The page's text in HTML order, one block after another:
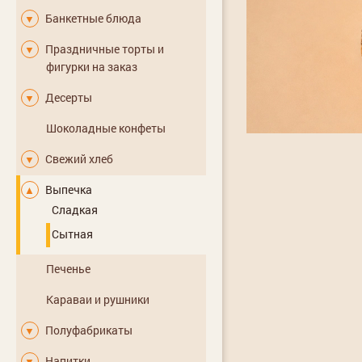
▼ Банкетные блюда
▼
Праздничные торты и
фигурки на заказ
▼
Десерты
Шоколадные конфеты
▼ Свежий хлеб
▲
Выпечка
Сладкая
Сытная
Печенье
Караваи и рушники
▼ Полуфабрикаты